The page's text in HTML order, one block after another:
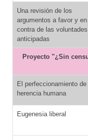
Una revisión de los
argumentos a favor y en
contra de las voluntades
anticipadas
Proyecto "¿Sin
El perfeccionamiento de
herencia humana
Eugenesia liberal